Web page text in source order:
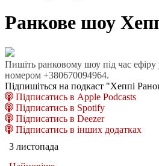
Ранкове шоу
Пишіть ранковому шоу під час ефіру
номером +380670094964.
Підпишіться на подкаст "Хеппі
Підписатись в Apple Podcasts
Підписатись в Spotify
Підписатись в Deezer
Підписатись в інших додатках
3 листопада